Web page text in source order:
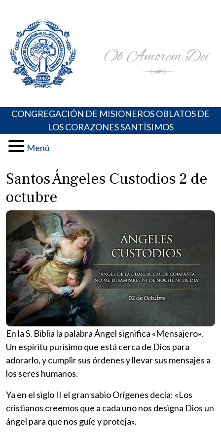
content
Portal de los Padres Oblatos. Advocaciones Marianas,
Oraciones, Música religiosa y más
CONGREGACIÓN DE MISIONEROS OBLATOS DE
LOS CORAZONES SANTÍSIMOS
Menú
Santos Ángeles Custodios 2 de
octubre
En la S. Biblia la palabra Ángel significa «Mensajero».
Un espíritu purísimo que está cerca de Dios para
adorarlo, y cumplir sus órdenes y llevar sus mensajes a
los seres humanos.
Ya en el siglo II el gran sabio Orígenes decía: «Los
cristianos creemos que a cada uno nos designa Dios un
ángel para que nos guíe y proteja».